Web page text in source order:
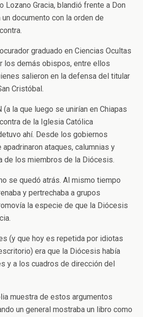
Lozano Gracia, blandió frente a Don
un documento con la orden de
graduado en Ciencias Ocultas
los demás obispos, entre ellos
salieron en la defensa del titular
Cristóbal.
(a la que luego se unirían en Chiapas
de la Iglesia Católica
ahí. Desde los gobiernos
ataques, calumnias y
de los miembros de la Diócesis.
se quedó atrás. Al mismo tiempo
y pertrechaba a grupos
la especie de que la Diócesis
(y que hoy es repetida por idiotas
era que la Diócesis había
y a los cuadros de dirección del
muestra de estos argumentos
un general mostraba un libro como